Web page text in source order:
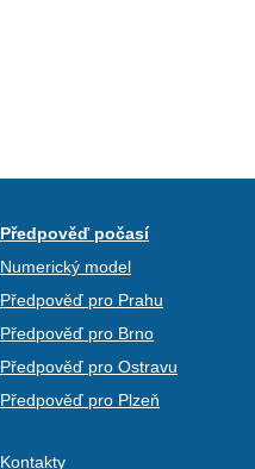
Předpověď počasí
Numerický model
Předpověď pro Prahu
Předpověď pro Brno
Předpověď pro Ostravu
Předpověď pro Plzeň
Kontakty